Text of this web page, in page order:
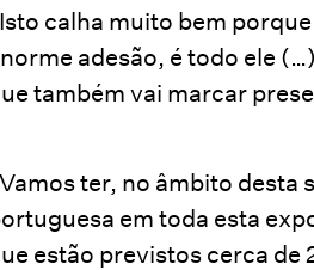
calha muito bem
adesão, é todo ele
também vai marcar
ter, no âmbito desta
em toda esta
estão previstos cerca de